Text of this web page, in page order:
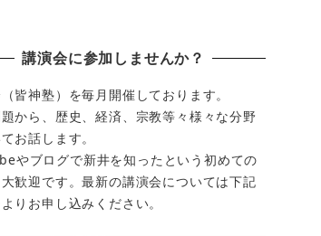
講演会に参加しませんか？
皆神塾）を毎月開催しております。
から、歴史、経済、宗教等々様々な分野
お話します。
やブログで新井を知ったという初めての
歓迎です。最新の講演会については下記
りお申し込みください。